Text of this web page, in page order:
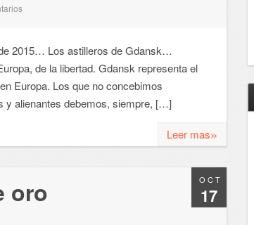
2015… Los astilleros de Gdansk…
de la libertad. Gdansk representa el
Europa. Los que no concebimos
y alienantes debemos, siempre, […]
Leer mas»
OCT
17
oro